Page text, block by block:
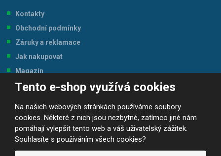
Tento e-shop využívá cookies
Na našich webových stránkách používáme soubory
cookies. Některé z nich jsou nezbytné, zatímco jiné nám
pomáhají vylepšit tento web a váš uživatelský zážitek.
Souhlasíte s používáním všech cookies?
Kontakty
Obchodní podmínky
Záruky a reklamace
Jak nakupovat
Magazín
Tabulka velikostí
© 2026, JP-SPORT.CZ SPORTOVNÍ POTŘEBY
Prohlášení o přístupnosti |Mapa stránek ||GDPR